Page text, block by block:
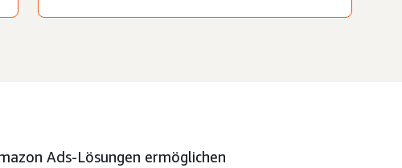
Ads-Lösungen ermöglichen